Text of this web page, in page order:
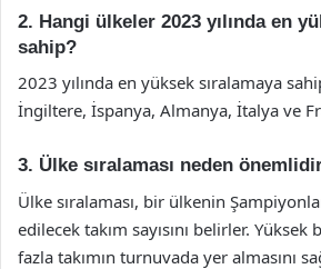
2. Hangi ülkeler 2023 yılında en
sahip?
2023 yılında en yüksek sıralamaya
İngiltere, İspanya, Almanya, İtalya ve
3. Ülke sıralaması neden
Ülke sıralaması, bir ülkenin
edilecek takım sayısını belirler. Yüksek
fazla takımın turnuvada yer almasını